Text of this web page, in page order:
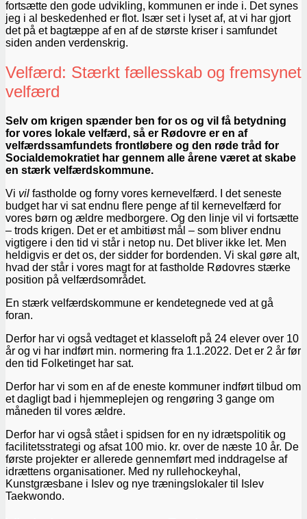
fortsætte den gode udvikling, kommunen er inde i. Det synes
jeg i al beskedenhed er flot. Især set i lyset af, at vi har gjort
det på et bagtæppe af en af de største kriser i samfundet
siden anden verdenskrig.
Velfærd: Stærkt fællesskab og fremsynet
velfærd
Selv om krigen spænder ben for os og vil få betydning
for vores lokale velfærd, så er Rødovre er en af
velfærdssamfundets frontløbere og den røde tråd for
Socialdemokratiet har gennem alle årene været at skabe
en stærk velfærdskommune.
Vi vil fastholde og forny vores kernevelfærd. I det seneste
budget har vi sat endnu flere penge af til kernevelfærd for
vores børn og ældre medborgere. Og den linje vil vi fortsætte
– trods krigen. Det er et ambitiøst mål – som bliver endnu
vigtigere i den tid vi står i netop nu. Det bliver ikke let. Men
heldigvis er det os, der sidder for bordenden. Vi skal gøre alt,
hvad der står i vores magt for at fastholde Rødovres stærke
position på velfærdsområdet.
En stærk velfærdskommune er kendetegnede ved at gå
foran.
Derfor har vi også vedtaget et klasseloft på 24 elever over 10
år og vi har indført min. normering fra 1.1.2022. Det er 2 år før
den tid Folketinget har sat.
Derfor har vi som en af de eneste kommuner indført tilbud om
et dagligt bad i hjemmeplejen og rengøring 3 gange om
måneden til vores ældre.
Derfor har vi også stået i spidsen for en ny idrætspolitik og
facilitetsstrategi og afsat 100 mio. kr. over de næste 10 år. De
første projekter er allerede gennemført med inddragelse af
idrættens organisationer. Med ny rullehockeyhal,
Kunstgræsbane i Islev og nye træningslokaler til Islev
Taekwondo.